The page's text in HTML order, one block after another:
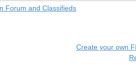
Forum and Classifieds
Create your own